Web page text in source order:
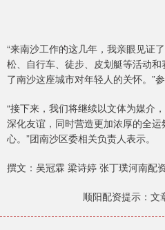
“来南沙工作的这几年，我亲眼见证
松、自行车、徒步、皮划艇等活动
了南沙这座城市对年轻人的关怀。”
“接下来，我们将继续以文体为媒介
深化友谊，同时营造更加浓厚的全
心。”团南沙区委相关负责人表示。
撰文：吴冠霖 梁诗婷 张丁璞河南配
顺阳配资提示：文